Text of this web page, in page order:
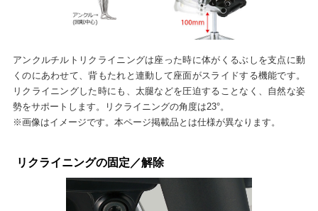
アンクルチルトリクライニングは座った時に体がくるぶしを支点に動
くのにあわせて、背もたれと連動して座面がスライドする機能です。
リクライニングした時にも、太腿などを圧迫することなく、自然な姿
勢をサポートします。リクライニングの角度は23°。
※画像はイメージです。本ページ掲載品とは仕様が異なります。
リクライニングの固定／解除